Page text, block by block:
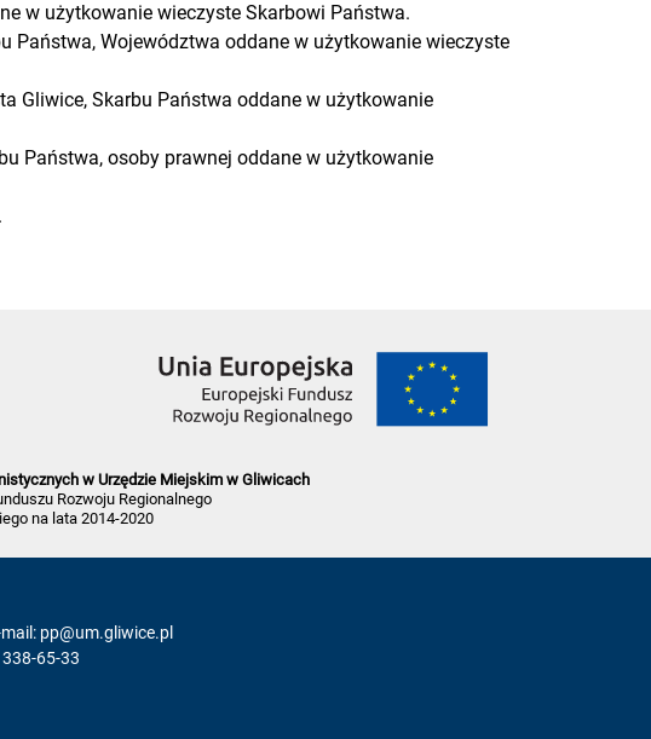
w użytkowanie wieczyste Skarbowi Państwa.
Państwa, Województwa oddane w użytkowanie wieczyste
Gliwice, Skarbu Państwa oddane w użytkowanie
Państwa, osoby prawnej oddane w użytkowanie
w Urzędzie Miejskim w Gliwicach
Rozwoju Regionalnego
na lata 2014-2020
pp@um.gliwice.pl
65-33